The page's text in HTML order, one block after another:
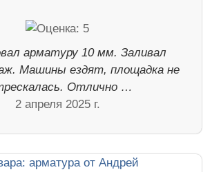
арматуру 10 мм. Заливал
Машины ездят, площадка не
Отлично …
2 апреля 2025 г.